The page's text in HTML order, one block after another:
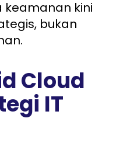
keamanan kini
bukan
Cloud
IT